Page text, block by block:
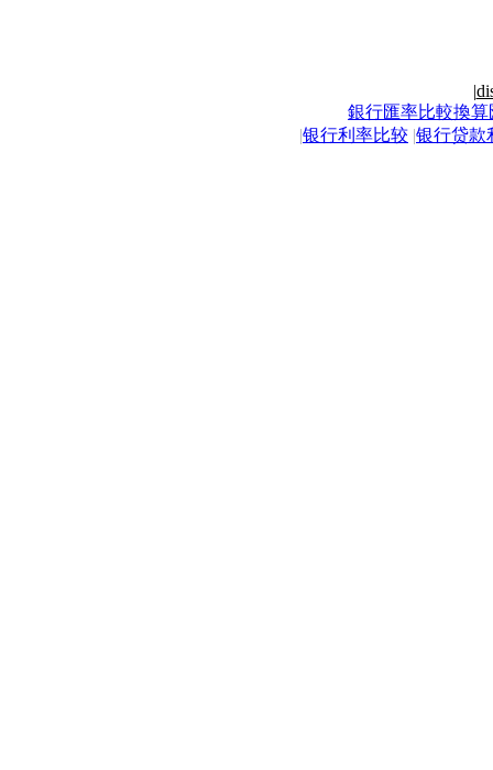
|
銀行匯率比較換算
|银行利率比较 |银行贷款